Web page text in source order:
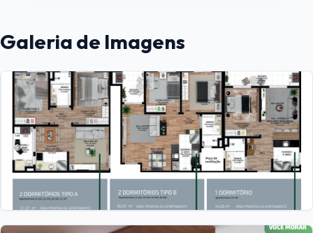
Galeria de Imagens